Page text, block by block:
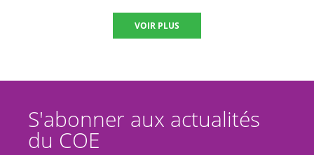
VOIR PLUS
S'abonner aux actualités
du COE